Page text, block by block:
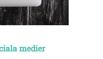
medier